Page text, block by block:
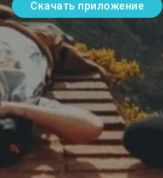
Скачать приложение